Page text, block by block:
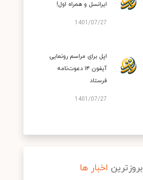
ایرانسل و همراه اول!
1401/07/27
اپل برای مراسم رونمایی
آیفون ۱۴ دعوت‌نامه
فرستاد
1401/07/27
بروزترین اخبار ها